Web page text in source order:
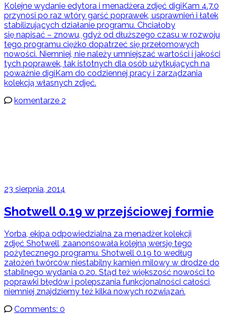
Kolejne wydanie edytora i menadżera zdjęć digiKam 4.7.0
przynosi po raz wtóry garść poprawek, usprawnień i łatek
stabilizujących działanie programu. Chciałoby
się napisać – znowu, gdyż od dłuższego czasu w rozwoju
tego programu ciężko dopatrzeć się przełomowych
nowości. Niemniej, nie należy umniejszać wartości i jakości
tych poprawek, tak istotnych dla osób użytkujących na
poważnie digiKam do codziennej pracy i zarządzania
kolekcją własnych zdjęć.
komentarze 2
23 sierpnia, 2014
Shotwell 0.19 w przejściowej formie
Yorba, ekipa odpowiedzialna za menadżer kolekcji
zdjęć Shotwell, zaanonsowała kolejną wersję tego
pożytecznego programu. Shotwell 0.19 to według
założeń twórców niestabilny kamień milowy w drodze do
stabilnego wydania 0.20. Stąd też większość nowości to
poprawki błędów i polepszania funkcjonalności całości,
niemniej znajdziemy też kilka nowych rozwiązań.
Comments: 0